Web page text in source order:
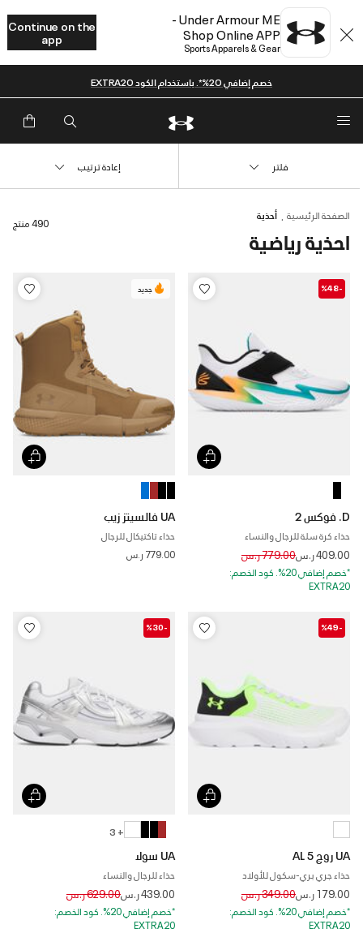
Under Armour ME -
Shop Online APP
Sports Apparels & Gear
Continue on the
app
خصم إضافي 20%*. باستخدام الكود EXTRA20
الصفحة الرئيسية أحذية
احذية رياضية
490 منتج
فلتر إعادة ترتيب
-%48
D. فوكس 2
حذاء كرة سلة للرجال والنساء
409.00 ر.س Price reduced from
779.00 ر.س to
*خصم إضافي 20%. كود الخصم:
EXTRA20
جديد
UA فالسيتز زيب
حذاء تاكتيكال للرجال
779.00 ر.س
-%49
UA روج 5 AL
حذاء جري بري-سكول للأولاد
179.00 ر.س Price reduced from
349.00 ر.س to
*خصم إضافي 20%. كود الخصم:
EXTRA20
-%30
+ 3
UA سولا
حذاء للرجال والنساء
439.00 ر.س Price reduced from
629.00 ر.س to
*خصم إضافي 20%. كود الخصم:
EXTRA20